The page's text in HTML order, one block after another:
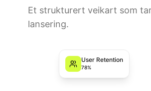
Et strukturert veikart som
lansering.
User Retention
78%